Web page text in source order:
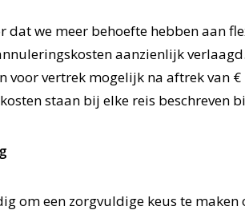
dat we meer behoefte hebben aan
aanzienlijk
voor vertrek mogelijk na aftrek van
staan bij elke reis beschreven
om een zorgvuldige keus te maken